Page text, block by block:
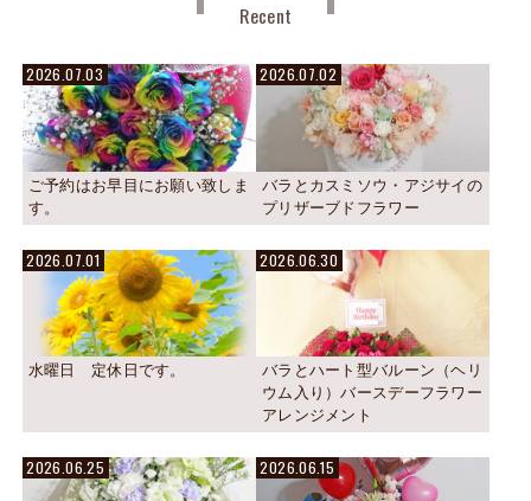
Recent
2026.07.03
ご予約はお早目にお願い致しま
す。
2026.07.02
バラとカスミソウ・アジサイの
プリザーブドフラワー
2026.07.01
水曜日 定休日です。
2026.06.30
バラとハート型バルーン（ヘリ
ウム入り）バースデーフラワー
アレンジメント
2026.06.25 2026.06.15